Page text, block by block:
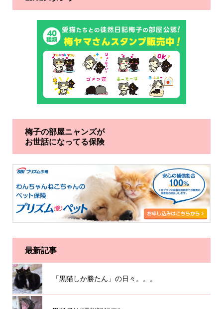
梅子の部屋ニャンズが
お世話になってる保険
最新記事
「黒猫しか勝たん」の日々。。。